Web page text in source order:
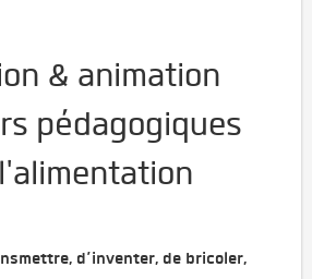
& animation
pédagogiques
d’inventer, de bricoler,